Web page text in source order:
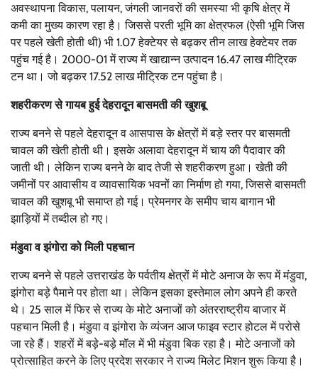
अवस्थापना विकास, पलायन, जंगली जानवरों की समस्या भी कृषि क्षेत्र में
कमी का मुख्य कारण रहा है। जिससे परती भूमि का क्षेत्रफल (ऐसी भूमि जिस
पर पहले खेती होती थी) भी 1.07 हेक्टेयर से बढ़कर तीन लाख हेक्टेयर तक
पहुंच गई है। 2000-01 में राज्य में खाद्यान्न उत्पादन 16.47 लाख मीट्रिक
टन था। जो बढ़कर 17.52 लाख मीट्रिक टन पहुंचा है।
शहरीकरण से गायब हुई देहरादून बासमती की खुशबू
राज्य बनने से पहले देहरादून व आसपास के क्षेत्रों में बड़े स्तर पर बासमती
चावल की खेती होती थी। इसके अलावा देहरादून में चाय की पैदावार की
जाती थी। लेकिन राज्य बनने के बाद तेजी से शहरीकरण हुआ। खेती की
जमीनों पर आवासीय व व्यावसायिक भवनों का निर्माण हो गया, जिससे बासमती
चावल की खुशबू भी समाप्त हो गई। प्रेमनगर के समीप चाय बागान भी
झाड़ियों में तब्दील हो गए।
मंडुवा व झंगोरा को मिली पहचान
राज्य बनने से पहले उत्तराखंड के पर्वतीय क्षेत्रों में मोटे अनाज के रूप में मंडुवा,
झंगोरा बड़े पैमाने पर होता था। लेकिन इसका इस्तेमाल लोग अपने ही करते
थे। 25 साल में फिर से राज्य के मोटे अनाजों को अंतरराष्ट्रीय बाजार में
पहचान मिली है। मंडुवा व झंगोरा के व्यंजन आज फाइव स्टार होटल में परोसे
जा रहे हैं। शहरों में बड़े-बड़े मॉल में भी मंडुवा बिक रहा है। मोटे अनाजों को
प्रोत्साहित करने के लिए प्रदेश सरकार ने राज्य मिलेट मिशन शुरू किया है।